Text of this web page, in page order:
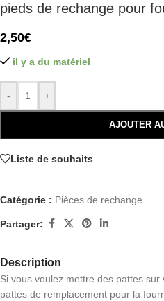
pieds de rechange pour
2,50€
il y a du matériel
- +
AJOUTER
Liste de souhaits
Catégorie : Pièces de rechange
Partager:
Description
Si vous voulez mettre des pattes
pattes de remplacement pour la